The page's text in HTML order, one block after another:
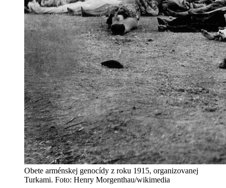
Obete arménskej genocídy z roku 1915, organizovanej
Turkami. Foto: Henry Morgenthau/wikimedia